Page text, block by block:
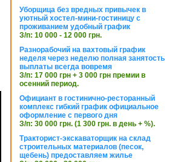
Уборщица без вредных привычек в
уютный хостел-мини-гостиницу с
проживанием удобный график
З/п: 10 000 - 12 000 грн.
Разнорабочий на вахтовый график
неделя через неделю полная занятость
выплаты всегда вовремя
З/п: 17 000 грн + 3 000 грн премии в
осенний период.
Официант в гостинично-ресторанный
комплекс гибкий график официальное
оформление с первого дня
З/п: 30 000 грн. (1 300 грн. в день + %).
Тракторист-экскаваторщик на склад
строительных материалов (песок,
щебень) предоставляем жилье